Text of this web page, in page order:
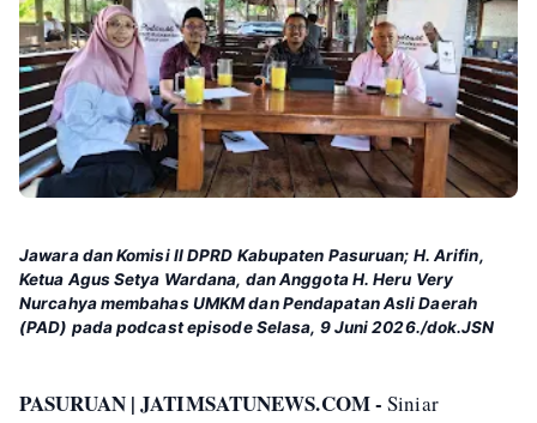
Jawara dan Komisi II DPRD Kabupaten Pasuruan; H. Arifin,
Ketua Agus Setya Wardana, dan Anggota H. Heru Very
Nurcahya membahas UMKM dan Pendapatan Asli Daerah
(PAD) pada podcast episode Selasa, 9 Juni 2026./dok.JSN
PASURUAN | JATIMSATUNEWS.COM - Siniar